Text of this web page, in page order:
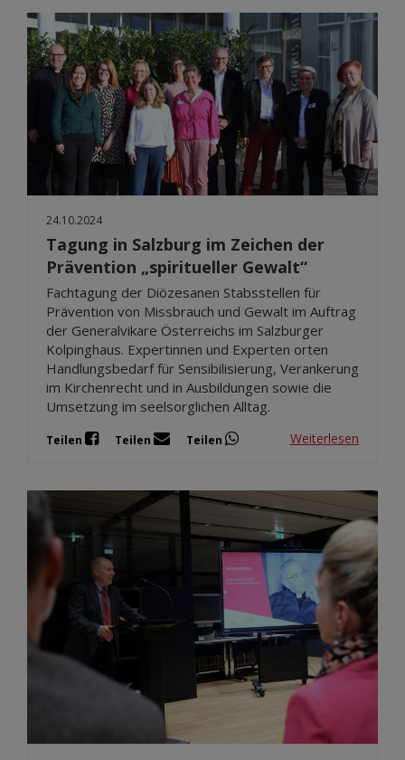
24.10.2024
Tagung in Salzburg im Zeichen der
Prävention „spiritueller Gewalt“
Fachtagung der Diözesanen Stabsstellen für
Prävention von Missbrauch und Gewalt im Auftrag
der Generalvikare Österreichs im Salzburger
Kolpinghaus. Expertinnen und Experten orten
Handlungsbedarf für Sensibilisierung, Verankerung
im Kirchenrecht und in Ausbildungen sowie die
Umsetzung im seelsorglichen Alltag.
Teilen Teilen Teilen Weiterlesen